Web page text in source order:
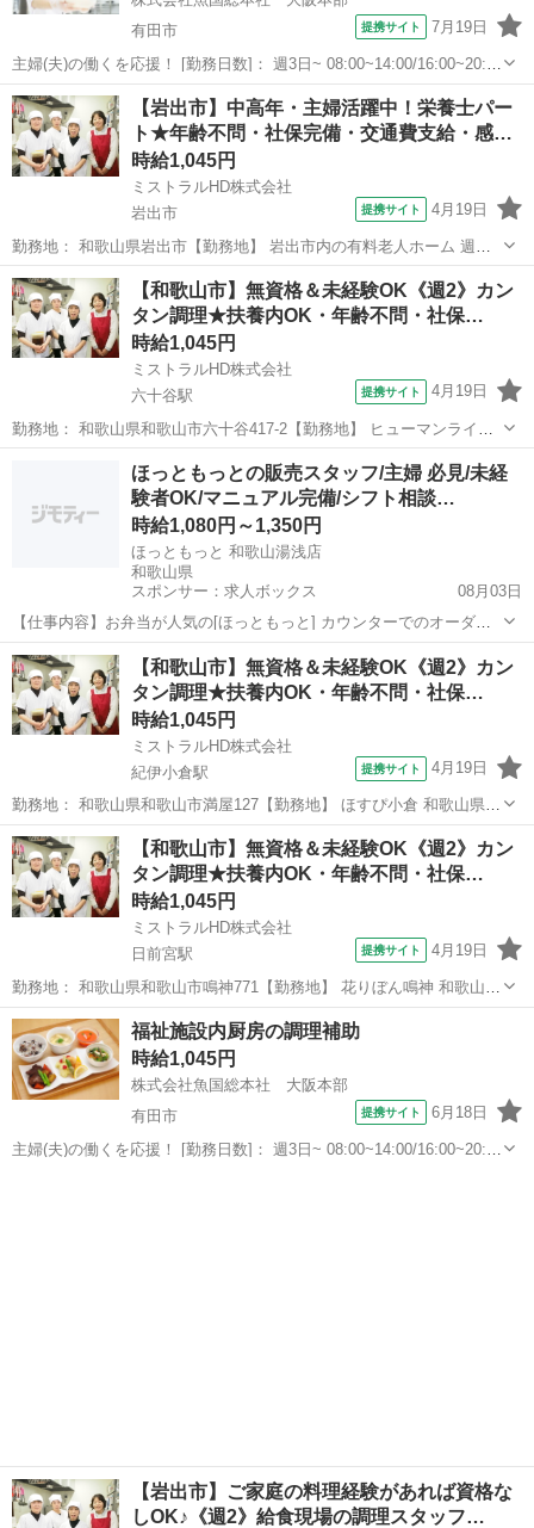
有田市
提携サイト 7月19日
主婦(夫)の働くを応援！ [勤務日数]： 週3日~ 08:00~14:00/16:00~20:00
[勤務地・最寄駅]： 和歌山県有田郡有田川町吉原５２２ 株式会社魚国
総本社 大阪本部 藤並駅自動車15分 [職種名]...
和歌山 有田市 キッチン
【岩出市】中高年・主婦活躍中！栄養士パー
ト★年齢不問・社保完備・交通費支給・感…
時給1,045円
ミストラルHD株式会社
岩出市
提携サイト 4月19日
勤務地： 和歌山県岩出市【勤務地】 岩出市内の有料老人ホーム 週勤
務日時： 週4日~ 10:00〜18:00 雇用形態： パート・アルバイト 給与：
時給 1045円〜1200円 勤務期間： 長期【3ヶ月以上】 =...
和歌山 岩出市 キッチン
【和歌山市】無資格＆未経験OK《週2》カン
タン調理★扶養内OK・年齢不問・社保…
時給1,045円
ミストラルHD株式会社
六十谷駅
提携サイト 4月19日
勤務地： 和歌山県和歌山市六十谷417-2【勤務地】 ヒューマンライフ
六十谷 和歌山県和歌山市六十谷417-2 六十谷駅 徒歩2分 週勤務日時：
週2日~ 06:30〜13:00／06:30〜17:30／13:45〜17...
六十谷駅 キッチン
ほっともっとの販売スタッフ/主婦 必見/未経
験者OK/マニュアル完備/シフト相談…
時給1,080円～1,350円
ほっともっと 和歌山湯浅店
和歌山県
スポンサー：求人ボックス
08月03日
【仕事内容】お弁当が人気の[ほっともっと] カウンターでのオーダー
対応を担当 家庭と仕事の両立を実現できる職場 [この魅力にご注目 ]
勤務日はお弁当半額+ドリンク無料 家事の合間に シフト相談OK 未経
験者安心 動画マニュアルあ...
アルバイト・パート
【和歌山市】無資格＆未経験OK《週2》カン
タン調理★扶養内OK・年齢不問・社保…
時給1,045円
ミストラルHD株式会社
紀伊小倉駅
提携サイト 4月19日
勤務地： 和歌山県和歌山市満屋127【勤務地】 ほすぴ小倉 和歌山県和
歌山市満屋127 ※車通勤OK 紀伊小倉駅 徒歩12分 ／ 布施屋駅 自動車6
分 週勤務日時： 週2日~ 06:00〜13:00／13:00〜18:0...
和歌山 和歌山市 紀伊小倉駅 キッチン
【和歌山市】無資格＆未経験OK《週2》カン
タン調理★扶養内OK・年齢不問・社保…
時給1,045円
ミストラルHD株式会社
日前宮駅
提携サイト 4月19日
勤務地： 和歌山県和歌山市鳴神771【勤務地】 花りぼん鳴神 和歌山県
和歌山市鳴神771 日前宮駅 自動車5分 ／ 田井ノ瀬駅 自動車6分 週勤務
日時： 週2日~ 06:15〜13:00／13:00〜18:00／05:3...
和歌山 和歌山市 日前宮駅 キッチン
福祉施設内厨房の調理補助
時給1,045円
株式会社魚国総本社 大阪本部
有田市
提携サイト 6月18日
主婦(夫)の働くを応援！ [勤務日数]： 週3日~ 08:00~14:00/16:00~20:00
【岩出市】ご家庭の料理経験があれば資格な
しOK♪《週2》給食現場の調理スタッフ…